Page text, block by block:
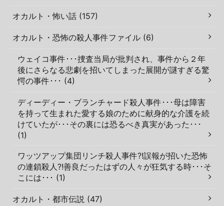
オカルト・怖い話 (157)
オカルト・恐怖の殺人事件ファイル (6)
ウェイコ事件･･･捜査当局が批判され、事件から２年
後にさらなる悲劇を招いてしまった展開が謎すぎる驚
愕の事件･･･ (4)
ディーディー・ブランチャード殺人事件･･･母は障害
を持って生まれた愛する娘のために献身的な介護を続
けていたが･･･その裏には恐るべき真実があった･･･
(1)
ワッツアップ集団リンチ殺人事件?!誤報が招いた恐怖
の連鎖殺人?!善良だったはずの人々が狂気する時･･･そ
こには･･･ (1)
オカルト・都市伝説 (47)